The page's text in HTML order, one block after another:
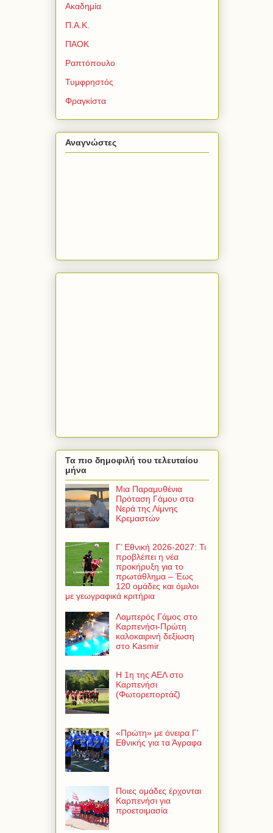
Ακαδημία
Π.Α.Κ.
ΠΑΟΚ
Ραπτόπουλο
Τυμφρηστός
Φραγκίστα
Αναγνώστες
Τα πιο δημοφιλή του τελευταίου
μήνα
Μια Παραμυθένια
Πρόταση Γάμου στα
Νερά της Λίμνης
Κρεμαστών
Γ’ Εθνική 2026-2027: Τι
προβλέπει η νέα
προκήρυξη για το
πρωτάθλημα – Έως
120 ομάδες και όμιλοι
με γεωγραφικά κριτήρια
Λαμπερός Γάμος στο
Καρπενήσι-Πρώτη
καλοκαιρινή δεξίωση
στο Kasmir
Η 1η της ΑΕΛ στο
Καρπενήσι
(Φωτορεπορτάζ)
«Πρώτη» με όνειρα Γ'
Εθνικής για τα Άγραφα
Ποιες ομάδες έρχονται
Καρπενήσι για
προετοιμασία